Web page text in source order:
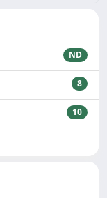
ND
8
10